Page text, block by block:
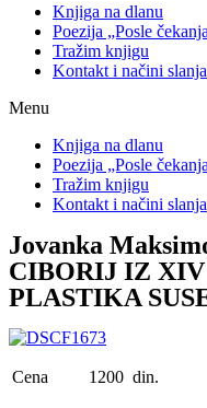
Knjiga na dlanu
Poezija „Posle
Tražim knjigu
Kontakt i načini slanja
Menu
Knjiga na dlanu
Poezija „Posle
Tražim knjigu
Kontakt i načini slanja
Jovanka
CIBORIJ IZ
PLASTIKA
Cena 1200 din.